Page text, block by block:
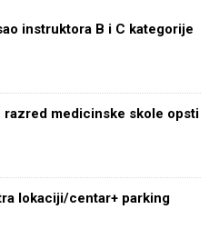
instruktora B i C kategorije
razred medicinske skole opsti
lokaciji/centar+ parking